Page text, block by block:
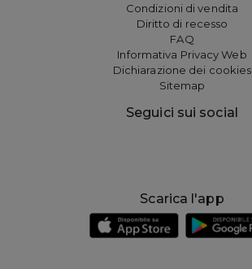
Condizioni di vendita
Diritto di recesso
FAQ
Informativa Privacy Web
Dichiarazione dei cookies
Sitemap
Seguici sui social
Scarica l'app